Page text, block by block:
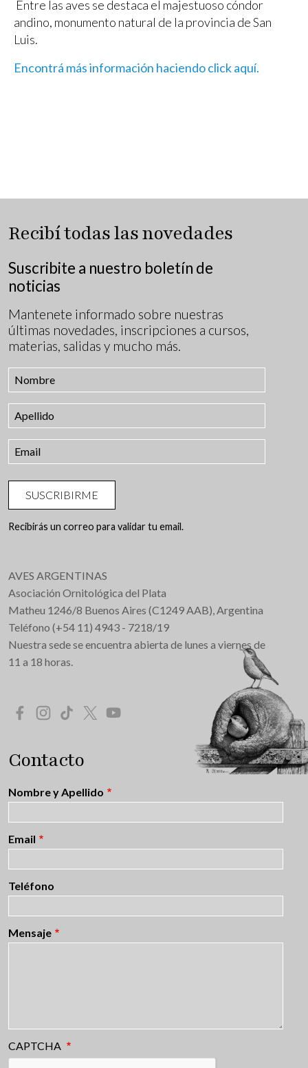
Entre las aves se destaca el majestuoso cóndor
andino, monumento natural de la provincia de San
Luis.
Encontrá más información haciendo click aquí.
Recibí todas las novedades
Suscribite a nuestro boletín de
noticias
Mantenete informado sobre nuestras
últimas novedades, inscripciones a cursos,
materias, salidas y mucho más.
SUSCRIBIRME
Recibirás un correo para validar tu email.
AVES ARGENTINAS
Asociación Ornitológica del Plata
Matheu 1246/8 Buenos Aires (C1249 AAB), Argentina
Teléfono (+54 11) 4943 - 7218/19
Nuestra sede se encuentra abierta de lunes a viernes de
11 a 18 horas.
Redes Sociales
Contacto
Nombre y Apellido
Email
Teléfono
Mensaje
CAPTCHA